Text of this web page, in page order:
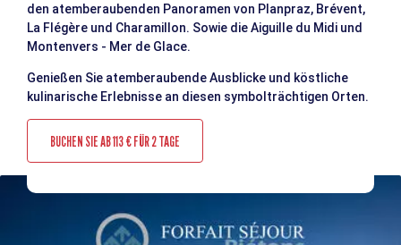
den atemberaubenden Panoramen von Planpraz, Brévent,
La Flégère und Charamillon. Sowie die Aiguille du Midi und
Montenvers - Mer de Glace.
Genießen Sie atemberaubende Ausblicke und köstliche
kulinarische Erlebnisse an diesen symbolträchtigen Orten.
BUCHEN SIE AB 113 € FÜR 2 TAGE